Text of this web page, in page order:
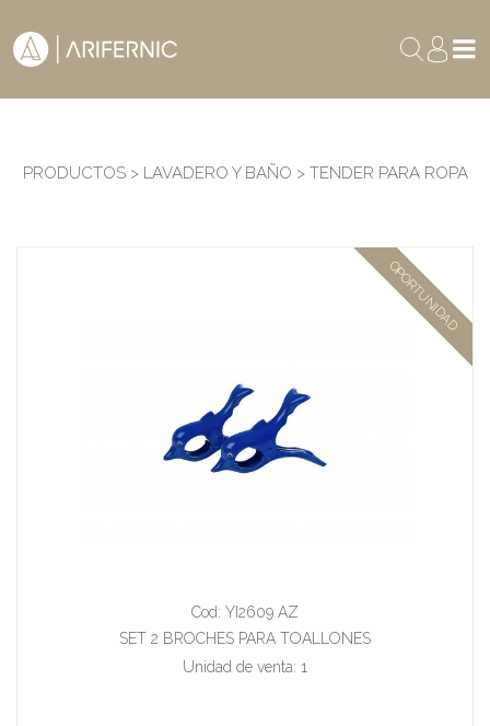
PRODUCTOS > LAVADERO Y BAÑO > TENDER PARA ROPA
OPORTUNIDAD
Cod: YI2609 AZ
SET 2 BROCHES PARA TOALLONES
Unidad de venta: 1